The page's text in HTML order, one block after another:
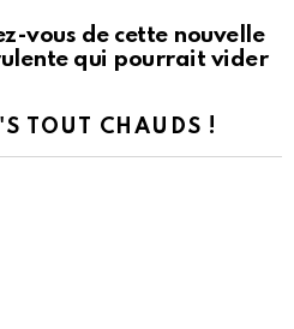
vous de cette nouvelle
qui pourrait vider
TOUT CHAUDS !